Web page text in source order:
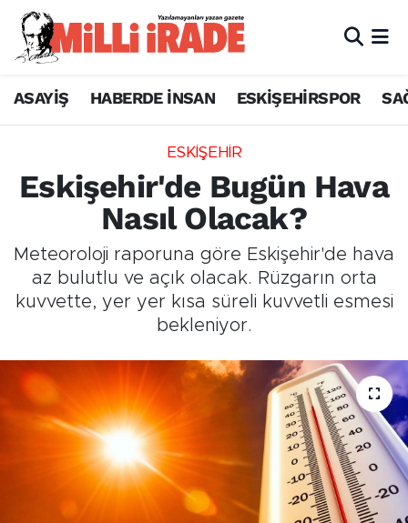
ASAYİŞ HABERDE İNSAN ESKİŞEHİRSPOR
ESKİŞEHİR
Eskişehir'de Bugün Hava
Nasıl Olacak?
Meteoroloji raporuna göre Eskişehir'de hava
az bulutlu ve açık olacak. Rüzgarın orta
kuvvette, yer yer kısa süreli kuvvetli esmesi
bekleniyor.